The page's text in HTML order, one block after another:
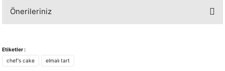
Önerileriniz
iletebilirsiniz.
Görüş ve önerileriniz için teşekkür ederiz.
Etiketler :
chef's cake
elmalı tart